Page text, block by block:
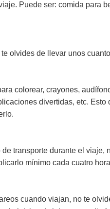
Puede ser: comida para
olvides de llevar unos
colorear, crayones,
divertidas, etc.
transporte durante el viaje,
mínimo cada cuatro
cuando viajan, no te